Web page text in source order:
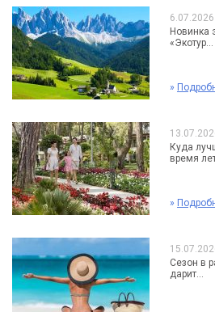
Новинка
«Экотур...
»
Куда
время
»
Сезон в
дарит...